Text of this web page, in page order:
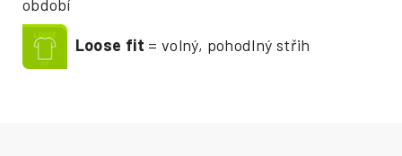
období
Loose fit = volný, pohodlný střih